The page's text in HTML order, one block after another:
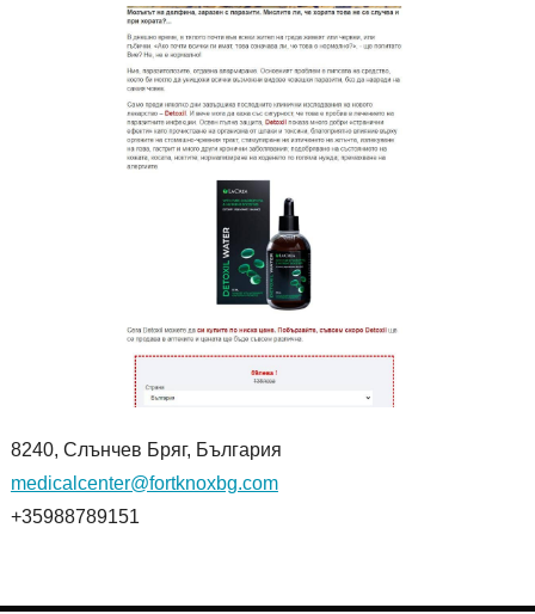
8240, Слънчев Бряг, България
medicalcenter@fortknoxbg.com
+35988789151